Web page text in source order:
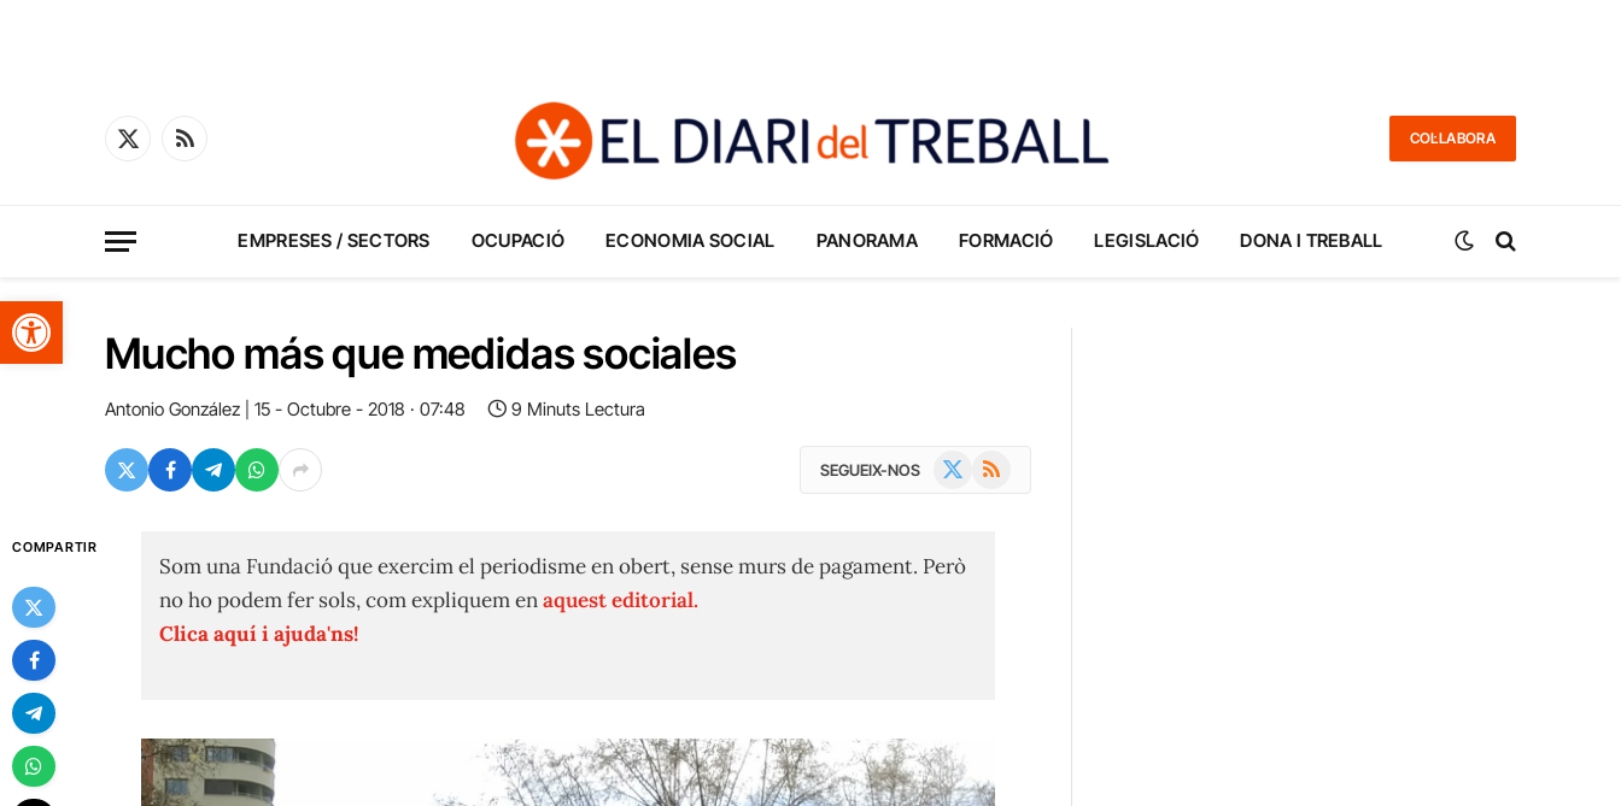
Obre la barra d'eines
X
RSS
COL·LABORA
EMPRESES / SECTORS OCUPACIÓ ECONOMIA SOCIAL PANORAMA FORMACIÓ LEGISLACIÓ DONA I TREBALL
Mucho más que medidas sociales
Antonio González 15 - Octubre - 2018 · 07:48 9 Minuts Lectura
SEGUEIX-NOS RSS
COMPARTIR
Som una Fundació que exercim el periodisme en obert, sense murs de pagament. Però
no ho podem fer sols, com expliquem enaquest editorial.
Clica aquí i ajuda'ns!